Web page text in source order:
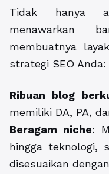
Tidak hanya
menawarkan
membuatnya
strategi SEO Anda:
Ribuan blog
memiliki DA, PA,
Beragam niche:
hingga teknologi,
disesuaikan